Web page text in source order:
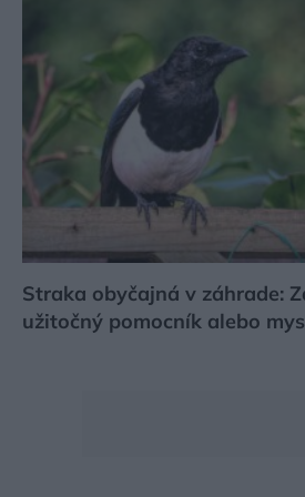
Straka obyčajná v záhrade:
užitočný pomocník alebo